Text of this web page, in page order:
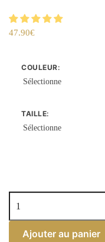
47.90€
COULEUR:
Sélectionne
TAILLE:
Sélectionne
de
Ajouter au panier